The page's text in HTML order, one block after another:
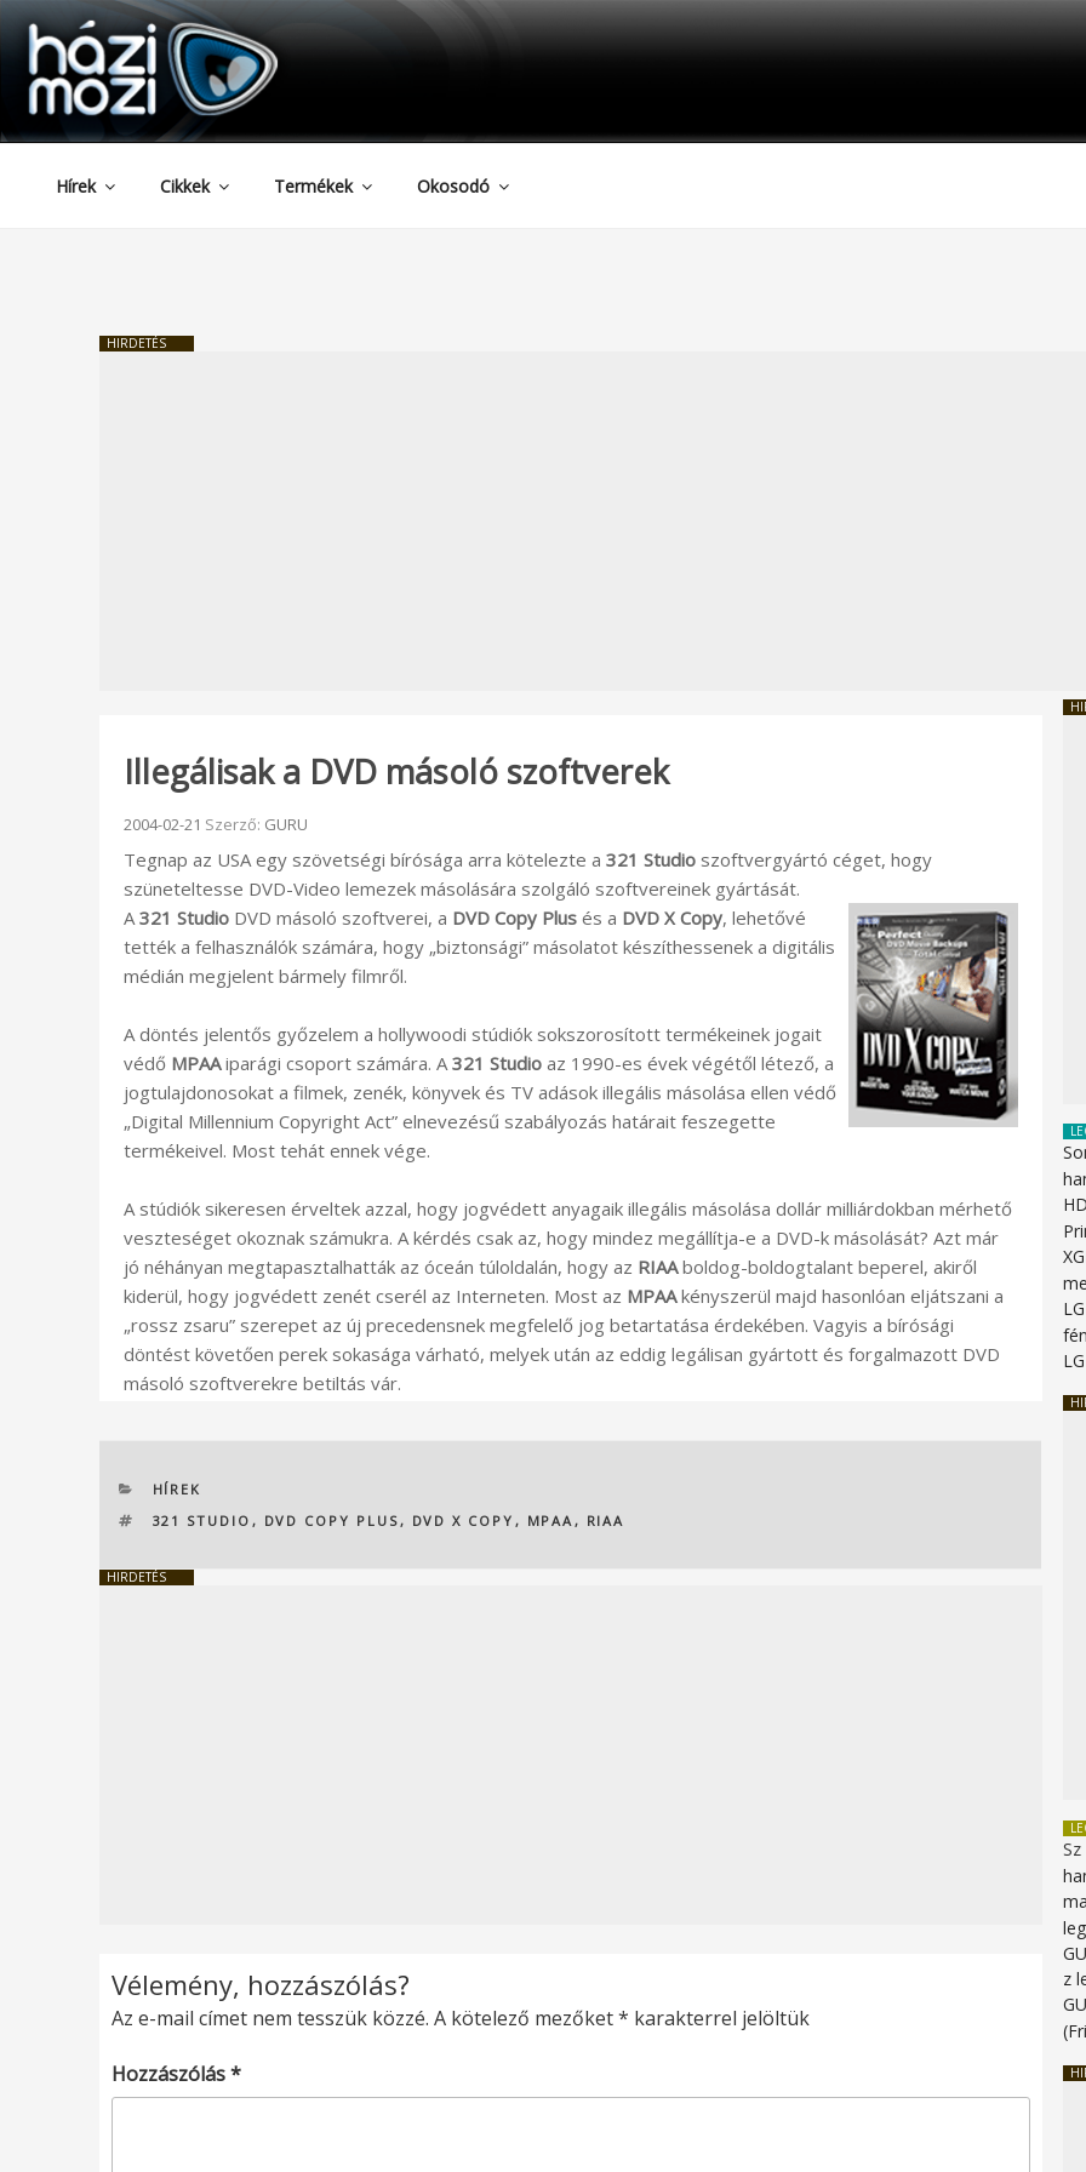
Tartalomhoz
HAZIMOZI
Hírek Cikkek Termékek Okosodó
HIRDETÉS
Illegálisak a DVD másoló szoftverek
Beküldve:
2004-02-21 Szerző: GURU
Tegnap az USA egy szövetségi bírósága arra kötelezte a 321 Studio szoftvergyártó céget, hogy
szüneteltesse DVD-Video lemezek másolására szolgáló szoftvereinek gyártását.
A 321 Studio DVD másoló szoftverei, a DVD Copy Plus és a DVD X Copy, lehetővé
tették a felhasználók számára, hogy „biztonsági” másolatot készíthessenek a digitális
médián megjelent bármely filmről.
A döntés jelentős győzelem a hollywoodi stúdiók sokszorosított termékeinek jogait
védő MPAAiparági csoport számára. A 321 Studio az 1990-es évek végétől létező, a
jogtulajdonosokat a filmek, zenék, könyvek és TV adások illegális másolása ellen védő
„Digital Millennium Copyright Act” elnevezésű szabályozás határait feszegette
termékeivel. Most tehát ennek vége.
A stúdiók sikeresen érveltek azzal, hogy jogvédett anyagaik illegális másolása dollár milliárdokban mérhető
veszteséget okoznak számukra. A kérdés csak az, hogy mindez megállítja-e a DVD-k másolását? Azt már
jó néhányan megtapasztalhatták az óceán túloldalán, hogy az RIAAboldog-boldogtalant beperel, akiről
kiderül, hogy jogvédett zenét cserél az Interneten. Most az MPAAkényszerül majd hasonlóan eljátszani a
„rossz zsaru” szerepet az új precedensnek megfelelő jog betartatása érdekében. Vagyis a bírósági
döntést követően perek sokasága várható, melyek után az eddig legálisan gyártott és forgalmazott DVD
másoló szoftverekre betiltás vár.
KATEGÓRIÁK
HÍREK
CÍMKÉK
321 STUDIO , DVD COPY PLUS , DVD X COPY , MPAA , RIAA
HIRDETÉS
Vélemény, hozzászólás?
Az e-mail címet nem tesszük közzé. A kötelező mezőket* karakterrel jelöltük
Hozzászólás*
z